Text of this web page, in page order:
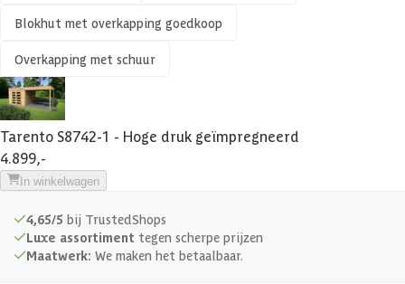
Glassoort
Soort dak Massief
Breedte binnenmaat
Diepte binnenmaat
Blokhut met overkapping goedkoop
Overkapping met schuur
Tarento S8742-1 - Hoge druk geïmpregneerd
4.899,-
In winkelwagen
4,65/5 bij TrustedShops
Luxe assortiment tegen scherpe prijzen
Maatwerk: We maken het betaalbaar.